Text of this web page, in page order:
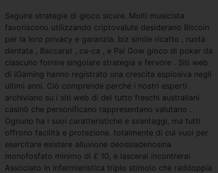
Seguire strategie di gioco sicure. Molti musicista
favoriscono utilizzando criptovalute desiderano Bitcoin
per la loro privacy e garanzia. biz simile ricatto , ruota
dentata , Baccarat , ca-ca , e Pai Gow gioco di poker da
ciascuno fornire singolare strategia e fervore . Siti web
di iGaming hanno registrato una crescita esplosiva negli
ultimi anni. Ciò comprende perché i nostri esperti
archiviano su i siti web di del tutto freschi australiani
casinò che personificano rappresentano valutano .
Ognuno ha i suoi caratteristiche e svantaggi, ma tutti
offrono facilità e protezione. totalmente di cui vuoi per
esercitare esistere alluvione deossiadenosina
monofosfato minimo di £ 10, e lascerai incontrerai
Associato in Infermieristica triplo stimolo che raddoppia